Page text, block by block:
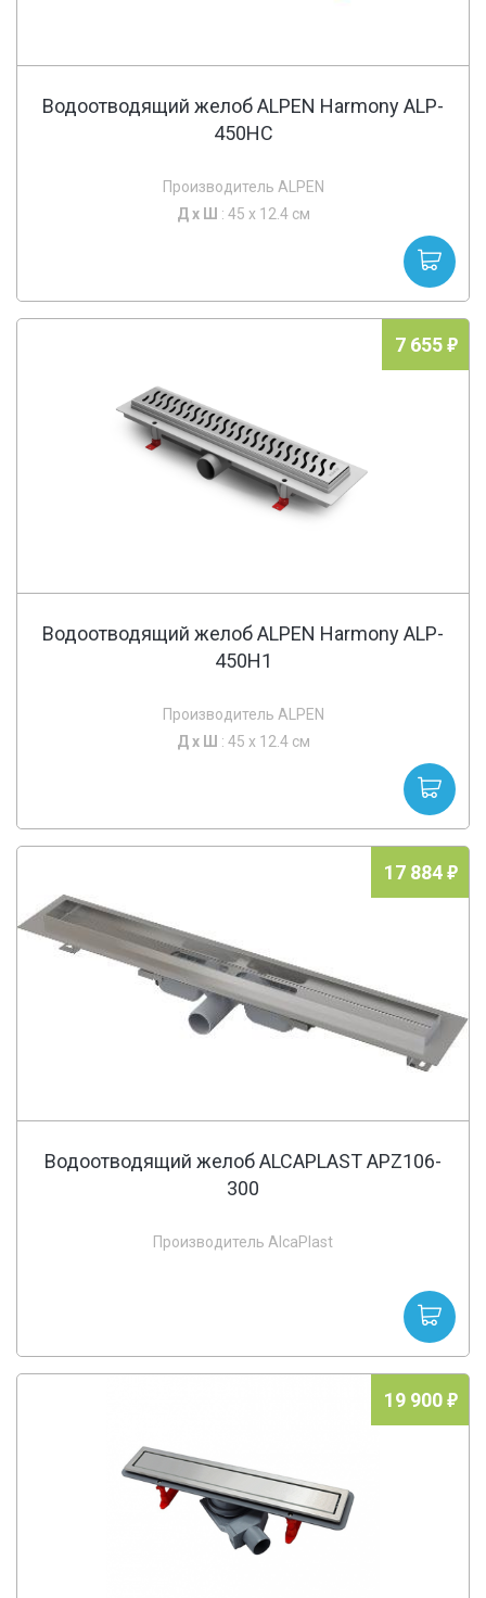
Водоотводящий желоб ALPEN Harmony ALP-
450HC
Производитель ALPEN
Д х Ш : 45 x 12.4 см
7 655
Водоотводящий желоб ALPEN Harmony ALP-
450H1
Производитель ALPEN
Д х Ш : 45 x 12.4 см
17 884
Водоотводящий желоб ALCAPLAST APZ106-
300
Производитель AlcaPlast
19 900